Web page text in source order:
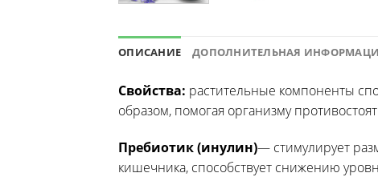
ОПИСАНИЕ ДОПОЛНИТЕЛЬНАЯ
Свойства: растительные компоненты
образом, помогая организму
Пребиотик (инулин)— стимулирует
кишечника, способствует снижению